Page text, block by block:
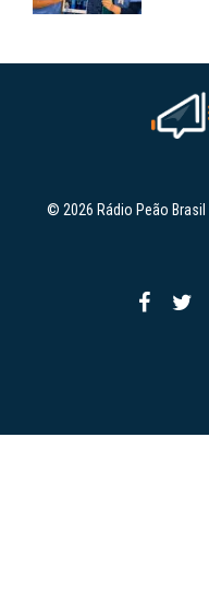
© 2026 Rádio Peão Brasil